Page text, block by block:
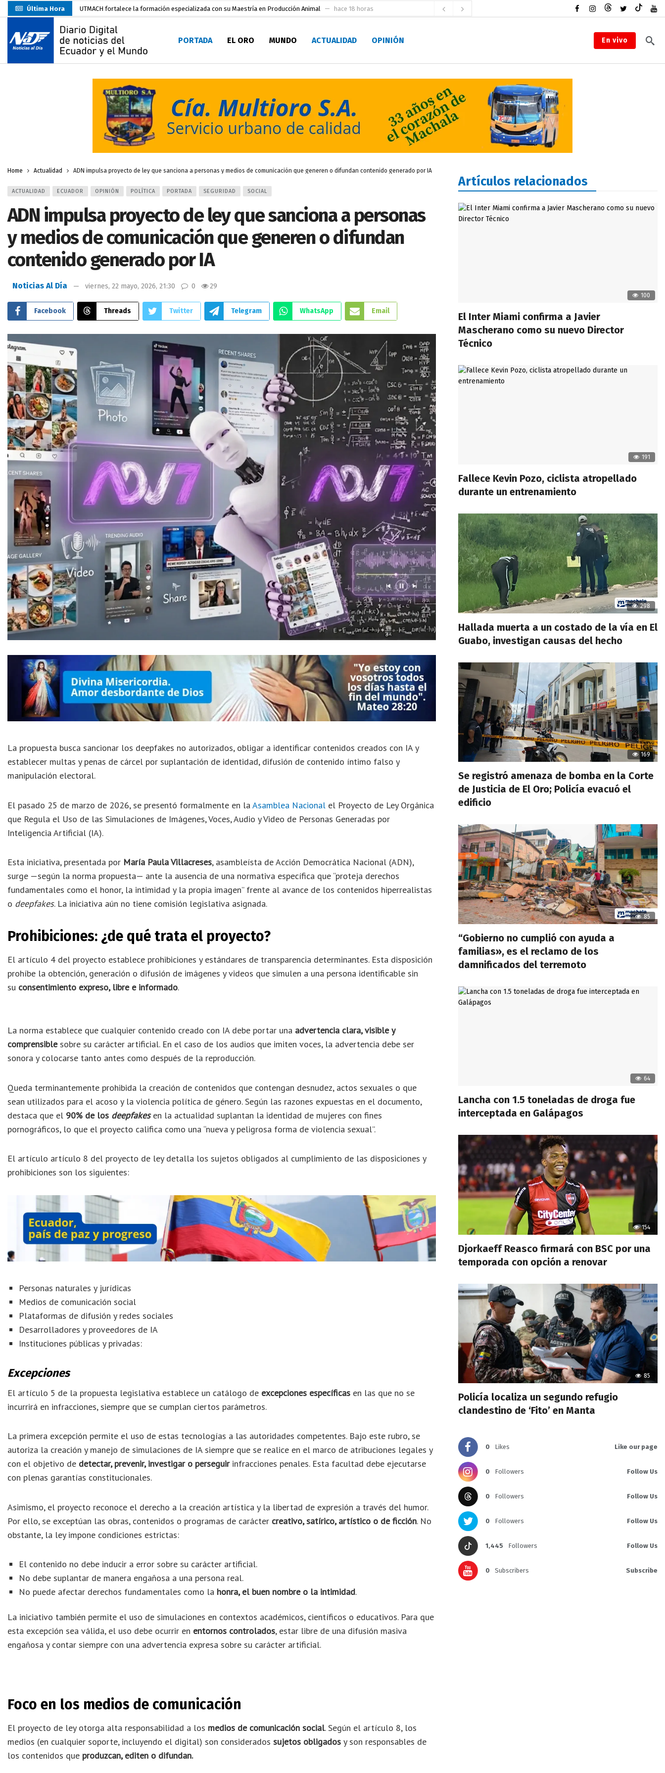
Última Hora UTMACH fortalece la formación especializada con su Maestría en Producción Animal hace 18 horas
Unidad Popular confirma acuerdo político con RC, socialismo y Lista 70 en Pichincha y varias provincias
Delegación de El Oro fiscaliza propaganda electoral hace 23 horas
Gobierno Estudiantil Ugartino 2026-2027, fue posesionado
Carlos Rodríguez presentó documentación certificada para su inscripción a la alcaldía de Machala
Colombia reanuda venta de energía hace 2 días
Carlos Rodríguez inscribe su candidatura a la alcaldía de Machala hace 3 días
Más de 3.800 escuelas estarían en riesgo por El Niño hace 4 horas
PORTADA EL ORO MUNDO ACTUALIDAD OPINIÓN En vivo
Home Actualidad ADN impulsa proyecto de ley que sanciona a personas y medios de comunicación que generen o difundan contenido generado por IA
ACTUALIDAD ECUADOR OPINIÓN POLÍTICA PORTADA SEGURIDAD SOCIAL
ADN impulsa proyecto de ley que sanciona a personas
y medios de comunicación que generen o difundan
contenido generado por IA
Noticias Al Día viernes, 22 mayo, 2026, 21:30 0 29
Facebook Threads Twitter Telegram WhatsApp Email
La propuesta busca sancionar los deepfakes no autorizados, obligar a identificar contenidos creados con IA y
establecer multas y penas de cárcel por suplantación de identidad, difusión de contenido íntimo falso y
manipulación electoral.
El pasado 25 de marzo de 2026, se presentó formalmente en laAsamblea Nacional el Proyecto de Ley Orgánica
que Regula el Uso de las Simulaciones de Imágenes, Voces, Audio y Video de Personas Generadas por
Inteligencia Artificial (IA).
Esta iniciativa, presentada por María Paula Villacreses, asambleísta de Acción Democrática Nacional (ADN),
surge —según la norma propuesta— ante la ausencia de una normativa específica que “proteja derechos
fundamentales como el honor, la intimidad y la propia imagen” frente al avance de los contenidos hiperrealistas
o deepfakes. La iniciativa aún no tiene comisión legislativa asignada.
Prohibiciones: ¿de qué trata el proyecto?
El artículo 4 del proyecto establece prohibiciones y estándares de transparencia determinantes. Esta disposición
prohíbe la obtención, generación o difusión de imágenes y videos que simulen a una persona identificable sin
su consentimiento expreso, libre e informado.
La norma establece que cualquier contenido creado con IA debe portar una advertencia clara, visible y
comprensiblesobre su carácter artificial. En el caso de los audios que imiten voces, la advertencia debe ser
sonora y colocarse tanto antes como después de la reproducción.
Queda terminantemente prohibida la creación de contenidos que contengan desnudez, actos sexuales o que
sean utilizados para el acoso y la violencia política de género. Según las razones expuestas en el documento,
destaca que el 90% de los deepfakes en la actualidad suplantan la identidad de mujeres con fines
pornográficos, lo que el proyecto califica como una “nueva y peligrosa forma de violencia sexual”.
El artículo artículo 8 del proyecto de ley detalla los sujetos obligados al cumplimiento de las disposiciones y
prohibiciones son los siguientes:
Personas naturales y jurídicas
Medios de comunicación social
Plataformas de difusión y redes sociales
Desarrolladores y proveedores de IA
Instituciones públicas y privadas:
Excepciones
El artículo 5 de la propuesta legislativa establece un catálogo de excepciones específicas en las que no se
incurrirá en infracciones, siempre que se cumplan ciertos parámetros.
La primera excepción permite el uso de estas tecnologías a las autoridades competentes. Bajo este rubro, se
autoriza la creación y manejo de simulaciones de IA siempre que se realice en el marco de atribuciones legales y
con el objetivo de detectar, prevenir, investigar o perseguirinfracciones penales. Esta facultad debe ejecutarse
con plenas garantías constitucionales.
Asimismo, el proyecto reconoce el derecho a la creación artística y la libertad de expresión a través del humor.
Por ello, se exceptúan las obras, contenidos o programas de carácter creativo, satírico, artístico o de ficción. No
obstante, la ley impone condiciones estrictas:
El contenido no debe inducir a error sobre su carácter artificial.
No debe suplantar de manera engañosa a una persona real.
No puede afectar derechos fundamentales como la honra, el buen nombre o la intimidad.
La iniciativo también permite el uso de simulaciones en contextos académicos, científicos o educativos. Para que
esta excepción sea válida, el uso debe ocurrir en entornos controlados, estar libre de una difusión masiva
engañosa y contar siempre con una advertencia expresa sobre su carácter artificial.
Foco en los medios de comunicación
El proyecto de ley otorga alta responsabilidad a los medios de comunicación social. Según el artículo 8, los
medios (en cualquier soporte, incluyendo el digital) son considerados sujetos obligados y son responsables de
los contenidos que produzcan, editen o difundan.
Artículos relacionados
100
El Inter Miami confirma a Javier
Mascherano como su nuevo Director
Técnico
191
Fallece Kevin Pozo, ciclista atropellado
durante un entrenamiento
298
Hallada muerta a un costado de la vía en El
Guabo, investigan causas del hecho
169
Se registró amenaza de bomba en la Corte
de Justicia de El Oro; Policía evacuó el
edificio
85
“Gobierno no cumplió con ayuda a
familias», es el reclamo de los
damnificados del terremoto
64
Lancha con 1.5 toneladas de droga fue
interceptada en Galápagos
154
Djorkaeff Reasco firmará con BSC por una
temporada con opción a renovar
85
Policía localiza un segundo refugio
clandestino de ‘Fito’ en Manta
0 Likes Like our page
0 Followers Follow Us
0 Followers Follow Us
0 Followers Follow Us
1,445 Followers Follow Us
0 Subscribers Subscribe